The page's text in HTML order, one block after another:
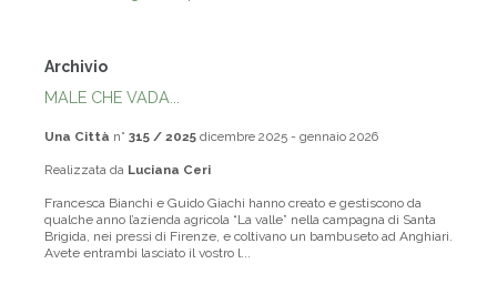
Archivio
MALE CHE VADA...
Una Città n° 315 / 2025 dicembre 2025 - gennaio 2026
Realizzata da Luciana Ceri
Francesca Bianchi e Guido Giachi hanno creato e gestiscono da
qualche anno l’azienda agricola “La valle” nella campagna di Santa
Brigida, nei pressi di Firenze, e coltivano un bambuseto ad Anghiari.
Avete entrambi lasciato il vostro l...